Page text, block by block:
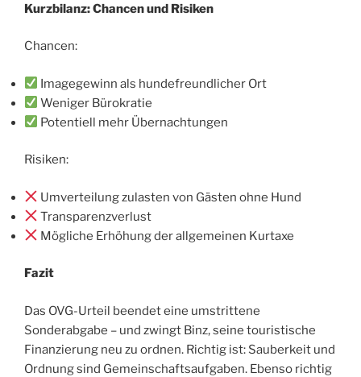
Kurzbilanz: Chancen und Risiken
Chancen:
Imagegewinn als hundefreundlicher Ort
Weniger Bürokratie
Potentiell mehr Übernachtungen
Risiken:
Umverteilung zulasten von Gästen ohne Hund
Transparenzverlust
Mögliche Erhöhung der allgemeinen Kurtaxe
Fazit
Das OVG-Urteil beendet eine umstrittene
Sonderabgabe – und zwingt Binz, seine touristische
Finanzierung neu zu ordnen. Richtig ist: Sauberkeit und
Ordnung sind Gemeinschaftsaufgaben. Ebenso richtig